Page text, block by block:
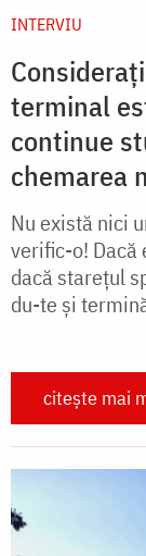
INTERVIU
terminal
continue
chemarea
Nu există nici
verific-o! Dacă
dacă starețul
du-te și
citește mai